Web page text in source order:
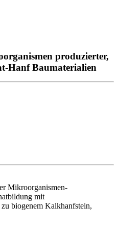
produzierter,
Hanf Baumaterialien
Mikroorganismen-
mit
biogenem Kalkhanfstein,